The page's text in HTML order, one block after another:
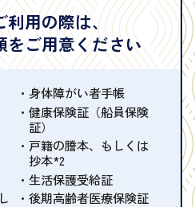
利用の際は、
をご用意ください
身体障がい者手帳
健康保険証（船員保険
証）
戸籍の謄本、もしくは
抄本*2
生活保護受給証
後期高齢者医療保険証